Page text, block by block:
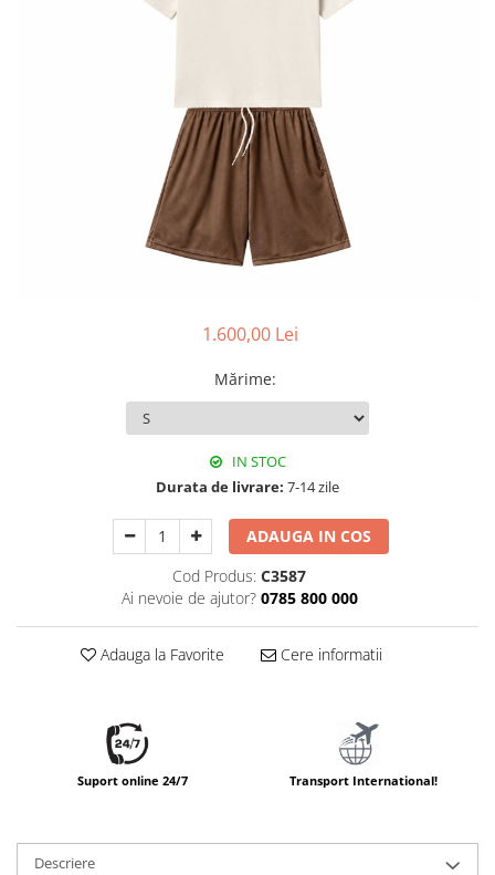
1.600,00 Lei
Mărime:
IN STOC
Durata de livrare: 7-14 zile
ADAUGA IN COS
Cod Produs: C3587
Ai nevoie de ajutor? 0785 800 000
Adauga la Favorite Cere informatii
Suport online 24/7 Transport International!
Descriere